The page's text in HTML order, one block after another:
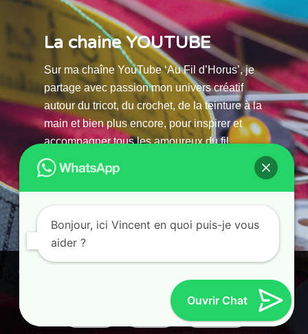
La chaine YOUTUBE
Sur ma chaîne YouTube ‘Au Fil d’Horus’, je
partage avec passion mon univers créatif
autour du tricot, du crochet, de la teinture à la
main et bien plus encore, pour inspirer et
accompagner tous les amoureux du fil.
© 2025 AU FILS D’HORUS| All Rights Reserved |
Ce site utilise des cookies. En continuant à parcourir ce site, vous
acceptez leur utilisation.
Bonjour, ici Vincent en quoi puis-je vous
aider ?
Ouvrir Chat